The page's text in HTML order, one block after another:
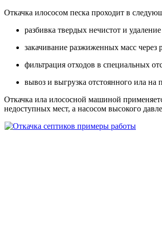
Откачка илососом песка проходит в
разбивка твердых нечистот и удаление
закачивание разжиженных масс через
фильтрация отходов в специальных
вывоз и выгрузка отстоянного ила на
Откачка ила илососной машиной
недоступных мест, а насосом высокого